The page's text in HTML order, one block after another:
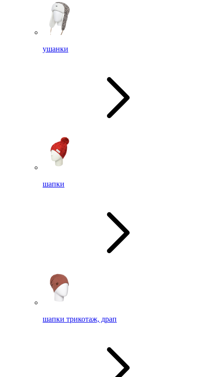
ушанки
шапки
шапки трикотаж, драп